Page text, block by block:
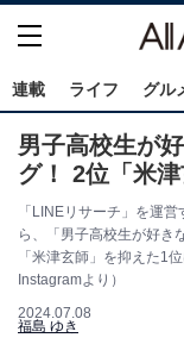
連載 ライフ グル
男子高校生が
グ！ 2位「米
「LINEリサーチ」を運
ら、「男子高校生が好き
「米津玄師」を抑えた1
Instagramより）
2024.07.08
福島 ゆき